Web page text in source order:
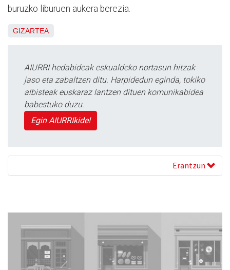
buruzko liburuen aukera berezia.
GIZARTEA
AIURRI hedabideak eskualdeko nortasun hitzak
jaso eta zabaltzen ditu. Harpidedun eginda, tokiko
albisteak euskaraz lantzen dituen komunikabidea
babestuko duzu.
Egin AIURRIkide!
Erantzun